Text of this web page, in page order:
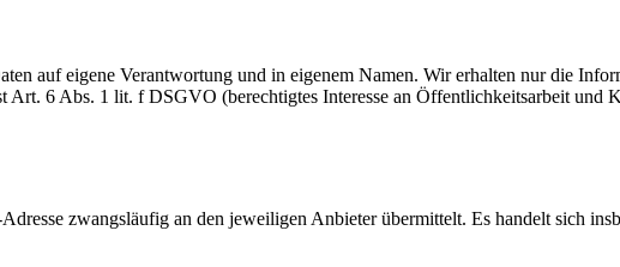
auf eigene Verantwortung und in eigenem Namen. Wir erhalten nur die
6 Abs. 1 lit. f DSGVO (berechtigtes Interesse an Öffentlichkeitsarbeit und
zwangsläufig an den jeweiligen Anbieter übermittelt. Es handelt sich